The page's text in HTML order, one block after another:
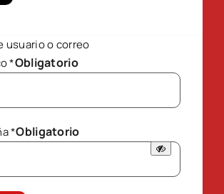
usuario o correo
*Obligatorio
*Obligatorio